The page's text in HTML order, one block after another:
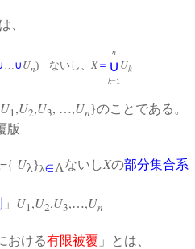
、
n
…∪ Un) ないし、 X＝ ∪ Uk
k=1
U1,U2,U3, …,Un}のことである。
版
={ Uλ}λ∈ΛないしXの部分集合系
」 U1,U2,U3,…,Un
おける有限被覆 」とは、